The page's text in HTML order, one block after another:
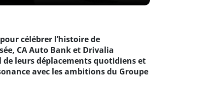
célébrer l’histoire de
CA Auto Bank et Drivalia
leurs déplacements quotidiens et
avec les ambitions du Groupe